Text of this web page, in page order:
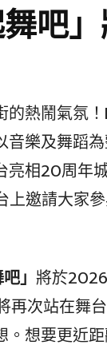
吧
的熱鬧氣氛
音樂及舞蹈
亮相20周年
上邀請大家
」將於
再次站在舞
想要更近